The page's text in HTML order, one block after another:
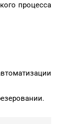
процесса